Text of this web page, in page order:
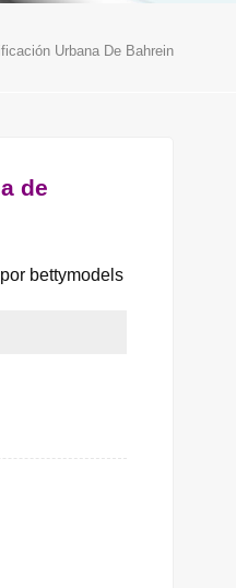
Urbana De Bahrein
de
bettymodels